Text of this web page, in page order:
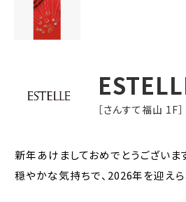
［さんすて福山 1F］
新年あけましておめでとうございま
穏やかな気持ちで、2026年を迎えら